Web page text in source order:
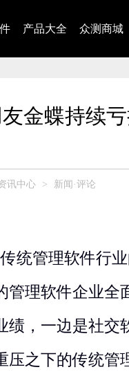
产品大全 众测商城
友金蝶持续
讯中心 > 新闻·评论
统管理软件行
管理软件企业全
绩，一边是社交
压之下的传统管